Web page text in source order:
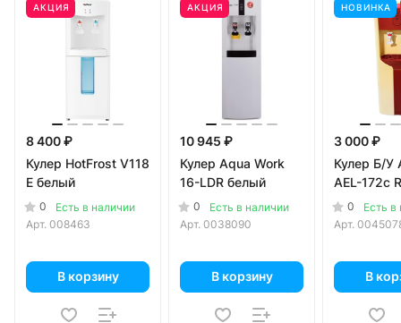
АКЦИЯ
8 400 ₽
Кулер HotFrost V118
E белый
0
Есть в наличии
Арт. 008463
В корзину
АКЦИЯ
10 945 ₽
Кулер Aqua Work
16-LDR белый
0
Есть в наличии
Арт. 0038090
В корзину
НОВИНКА
3 000 ₽
Кулер Б/У
AEL-172c
0
Есть в
Арт.
В